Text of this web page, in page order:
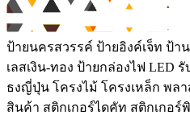
ป้ายนครสวรรค์ ป้ายอิงค์เจ็ท ป้
เลสเงิน-ทอง ป้ายกล่องไฟ LED
ธงญี่ปุ่น โครงไม้ โครงเหล็ก พลา
สินค้า สติกเกอร์ไดคัท สติกเกอร์